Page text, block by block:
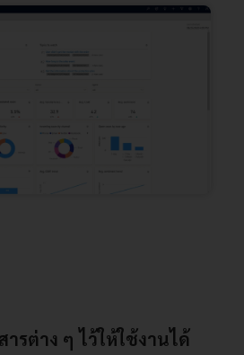
ารต่าง ๆ ไว้ให้ใช้งานได้